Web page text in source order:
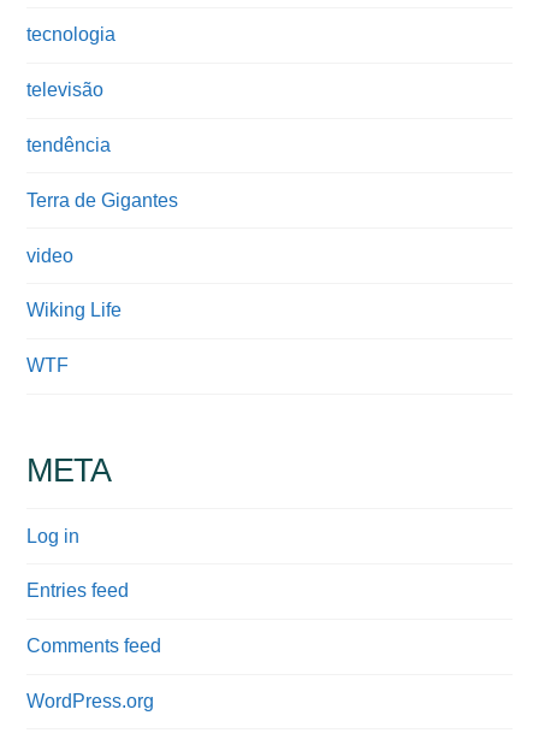
tecnologia
televisão
tendência
Terra de Gigantes
video
Wiking Life
WTF
META
Log in
Entries feed
Comments feed
WordPress.org